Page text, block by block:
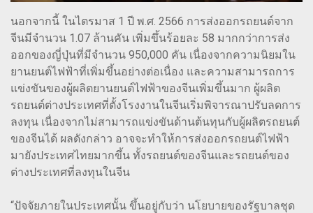
นอกจากนี้ ในไตรมาส 1 ปี พ.ศ. 2566 การส่งออกรถยนต์จาก
จีนมีจำนวน 1.07 ล้านคัน เพิ่มขึ้นร้อยละ 58 มากกว่าการส่ง
ออกของญี่ปุ่นที่มีจำนวน 950,000 คัน เนื่องจากความนิยมใน
ยานยนต์ไฟฟ้าที่เพิ่มขึ้นอย่างต่อเนื่อง และความสามารถการ
แข่งขันของผู้ผลิตยานยนต์ไฟฟ้าของจีนเพิ่มขึ้นมาก ผู้ผลิต
รถยนต์ต่างประเทศที่ตั้งโรงงานในจีนเริ่มพิจารณาปรับลดการ
ลงทุน เนื่องจากไม่สามารถแข่งขันด้านต้นทุนกับผู้ผลิตรถยนต์
ของจีนได้ ผลดังกล่าว อาจจะทำให้การส่งออกรถยนต์ไฟฟ้า
มายังประเทศไทยมากขึ้น ทั้งรถยนต์ของจีนและรถยนต์ของ
ต่างประเทศที่ลงทุนในจีน
“ปัจจัยภายในประเทศนั้น ขึ้นอยู่กับว่า นโยบายของรัฐบาลชุด